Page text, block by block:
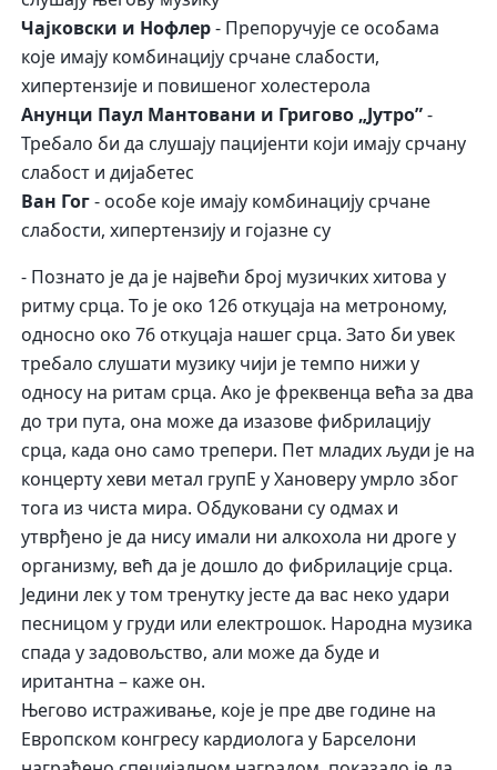
Чајковски и Нофлер- Препоручује се особама
које имају комбинацију срчане слабости,
хипертензије и повишеног холестерола
Анунци Паул Мантовани и Григово „Јутро”-
Требало би да слушају пацијенти који имају срчану
слабост и дијабетес
Ван Гог- особе које имају комбинацију срчане
слабости, хипертензију и гојазне су
- Познато је да је највећи број музичких хитова у
ритму срца. То је око 126 откуцаја на метроному,
односно око 76 откуцаја нашег срца. Зато би увек
требало слушати музику чији је темпо нижи у
односу на ритам срца. Ако је фреквенца већа за два
до три пута, она може да изазове фибрилацију
срца, када оно само трепери. Пет младих људи је на
концерту хеви метал групЕ у Хановеру умрло због
тога из чиста мира. Обдуковани су одмах и
утврђено је да нису имали ни алкохола ни дроге у
организму, већ да је дошло до фибрилације срца.
Једини лек у том тренутку јесте да вас неко удари
песницом у груди или електрошок. Народна музика
спада у задовољство, али може да буде и
иритантна – каже он.
Његово истраживање, које је пре две године на
Европском конгресу кардиолога у Барселони